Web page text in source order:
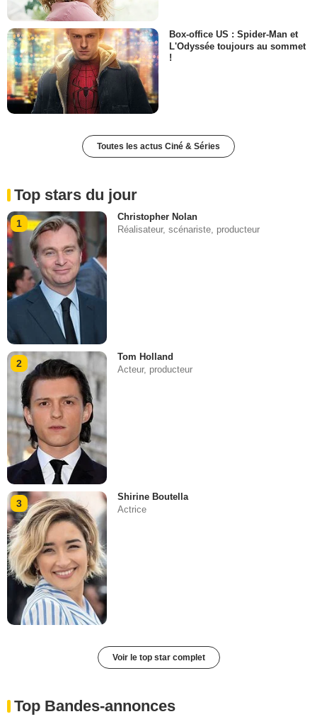
Box-office US : Spider-Man et
L'Odyssée toujours au sommet
!
Toutes les actus Ciné & Séries
Top stars du jour
1
Christopher Nolan
Réalisateur, scénariste, producteur
2
Tom Holland
Acteur, producteur
3
Shirine Boutella
Actrice
Voir le top star complet
Top Bandes-annonces